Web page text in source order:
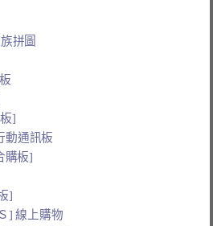
拼圖
]
動通訊板
購板]
]
] 線上購物